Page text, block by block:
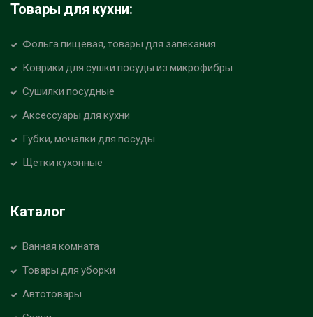
Товары для кухни:
Фольга пищевая, товары для запекания
Коврики для сушки посуды из микрофибры
Сушилки посудные
Аксессуары для кухни
Губки, мочалки для посуды
Щетки кухонные
Каталог
Ванная комната
Товары для уборки
Автотовары